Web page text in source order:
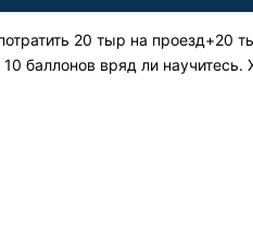
20 тыр на проезд+20
баллонов вряд ли научитесь.